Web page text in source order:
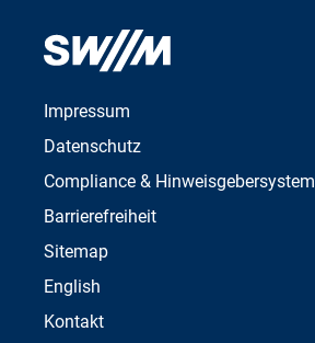
Impressum
Datenschutz
Compliance & Hinweisgebersystem
Barrierefreiheit
Sitemap
English
Kontakt